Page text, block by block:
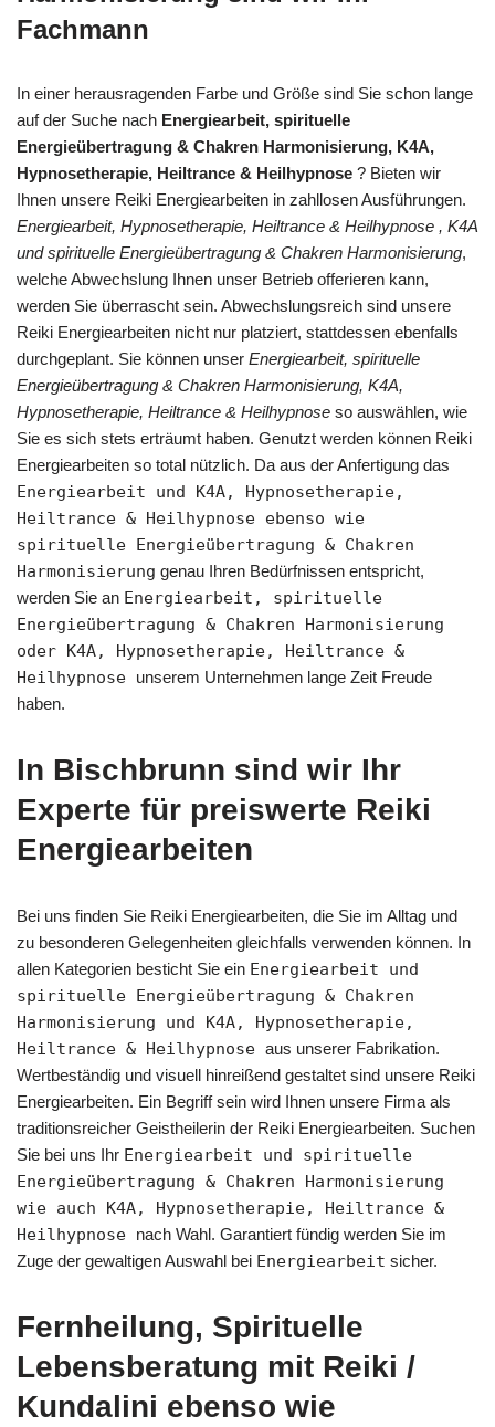
Fachmann
In einer herausragenden Farbe und Größe sind Sie schon lange
auf der Suche nach Energiearbeit, spirituelle
Energieübertragung & Chakren Harmonisierung, K4A,
Hypnosetherapie, Heiltrance & Heilhypnose ? Bieten wir
Ihnen unsere Reiki Energiearbeiten in zahllosen Ausführungen.
Energiearbeit, Hypnosetherapie, Heiltrance & Heilhypnose , K4A
und spirituelle Energieübertragung & Chakren Harmonisierung,
welche Abwechslung Ihnen unser Betrieb offerieren kann,
werden Sie überrascht sein. Abwechslungsreich sind unsere
Reiki Energiearbeiten nicht nur platziert, stattdessen ebenfalls
durchgeplant. Sie können unser Energiearbeit, spirituelle
Energieübertragung & Chakren Harmonisierung, K4A,
Hypnosetherapie, Heiltrance & Heilhypnose so auswählen, wie
Sie es sich stets erträumt haben. Genutzt werden können Reiki
Energiearbeiten so total nützlich. Da aus der Anfertigung das
Energiearbeit und K4A, Hypnosetherapie,
Heiltrance & Heilhypnose ebenso wie
spirituelle Energieübertragung & Chakren
Harmonisierung genau Ihren Bedürfnissen entspricht,
werden Sie an Energiearbeit, spirituelle
Energieübertragung & Chakren Harmonisierung
oder K4A, Hypnosetherapie, Heiltrance &
Heilhypnose unserem Unternehmen lange Zeit Freude
haben.
In Bischbrunn sind wir Ihr
Experte für preiswerte Reiki
Energiearbeiten
Bei uns finden Sie Reiki Energiearbeiten, die Sie im Alltag und
zu besonderen Gelegenheiten gleichfalls verwenden können. In
allen Kategorien besticht Sie ein Energiearbeit und
spirituelle Energieübertragung & Chakren
Harmonisierung und K4A, Hypnosetherapie,
Heiltrance & Heilhypnose aus unserer Fabrikation.
Wertbeständig und visuell hinreißend gestaltet sind unsere Reiki
Energiearbeiten. Ein Begriff sein wird Ihnen unsere Firma als
traditionsreicher Geistheilerin der Reiki Energiearbeiten. Suchen
Sie bei uns Ihr Energiearbeit und spirituelle
Energieübertragung & Chakren Harmonisierung
wie auch K4A, Hypnosetherapie, Heiltrance &
Heilhypnose nach Wahl. Garantiert fündig werden Sie im
Zuge der gewaltigen Auswahl bei Energiearbeit sicher.
Fernheilung, Spirituelle
Lebensberatung mit Reiki /
Kundalini ebenso wie